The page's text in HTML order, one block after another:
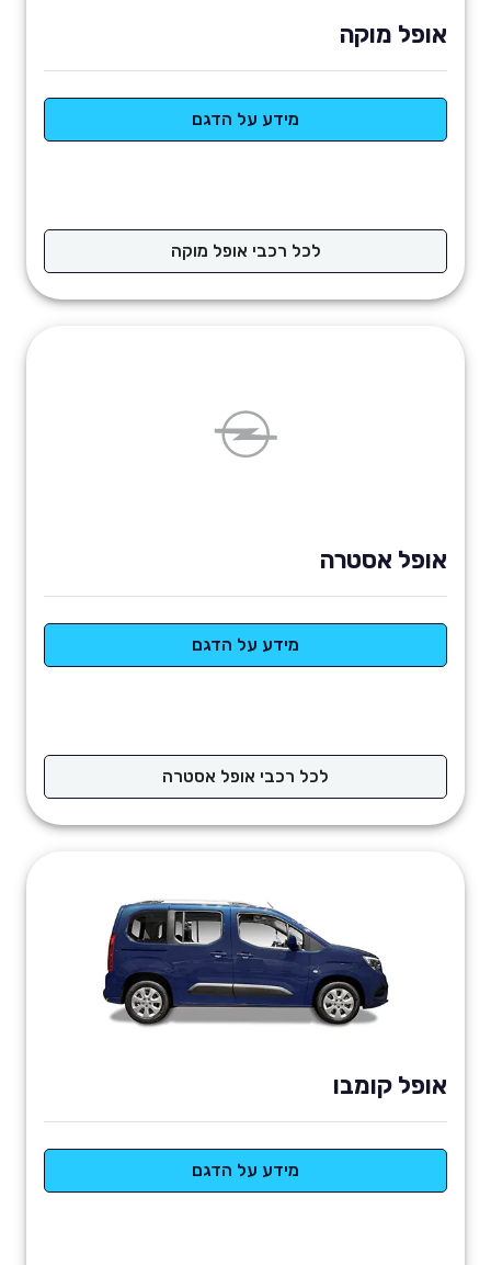
אופל מוקה
מידע על הדגם
לכל רכבי אופל מוקה
אופל אסטרה
מידע על הדגם
לכל רכבי אופל אסטרה
אופל קומבו
מידע על הדגם